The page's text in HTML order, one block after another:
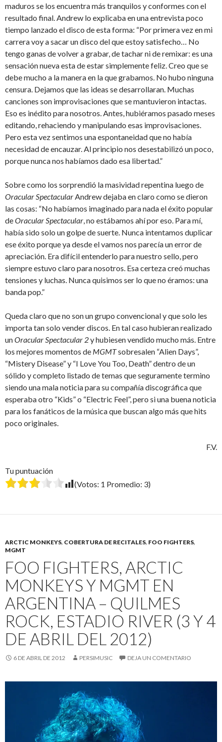
maduros se los encuentra más tranquilos y conformes con el
resultado final. Andrew lo explicaba en una entrevista poco
tiempo lanzado el disco de esta forma: “Por primera vez en mi
carrera voy a sacar un disco del que estoy satisfecho… No
tengo ganas de volver a grabar, de tachar ni de remixar: es una
sensación nueva esta de estar simplemente feliz. Creo que se
debe mucho a la manera en la que grabamos. No hubo ninguna
censura. Dejamos que las ideas se desarrollaran. Muchas
canciones son improvisaciones que se mantuvieron intactas.
Eso es inédito para nosotros. Antes, hubiéramos pasado meses
editando, rehaciendo y manipulando esas improvisaciones.
Pero esta vez sentimos una espontaneidad que no había
necesidad de encauzar. Al principio nos desestabilizó un poco,
porque nunca nos habíamos dado esa libertad.”
Sobre como los sorprendió la masividad repentina luego de
Oracular SpectacularAndrew dejaba en claro como se dieron
las cosas: “No habíamos imaginado para nada el éxito popular
deOracular Spectacular, no estábamos ahí por eso. Para mí,
había sido solo un golpe de suerte. Nunca intentamos duplicar
ese éxito porque ya desde el vamos nos parecía un error de
apreciación. Era difícil entenderlo para nuestro sello, pero
siempre estuvo claro para nosotros. Esa certeza creó muchas
tensiones y luchas. Nunca quisimos ser lo que no éramos: una
banda pop.”
Queda claro que no son un grupo convencional y que solo les
importa tan solo vender discos. En tal caso hubieran realizado
unOracular Spectacular 2y hubiesen vendido mucho más. Entre
los mejores momentos de MGMTsobresalen “Alien Days”,
“Mistery Disease” y “I Love You Too, Death” dentro de un
sólido y completo listado de temas que seguramente termino
siendo una mala noticia para su compañía discográfica que
esperaba otro “Kids” o “Electric Feel”, pero si una buena noticia
para los fanáticos de la música que buscan algo más que hits
poco originales.
F.V.
Tu puntuación
(Votos: 1 Promedio: 3)
ARCTIC MONKEYS, COBERTURA DE RECITALES, FOO FIGHTERS,
MGMT
FOO FIGHTERS, ARCTIC
MONKEYS Y MGMT EN
ARGENTINA – QUILMES
ROCK, ESTADIO RIVER (3 Y 4
DE ABRIL DEL 2012)
6 DE ABRIL DE 2012 PERSIMUSIC DEJA UN COMENTARIO